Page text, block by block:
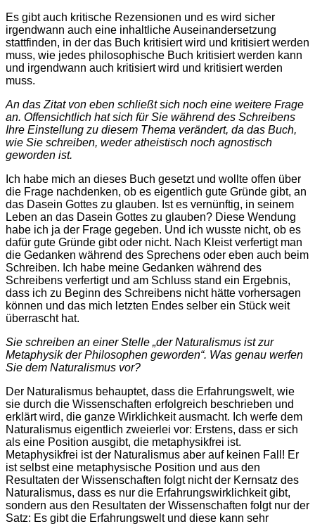
Es gibt auch kritische Rezensionen und es wird sicher
irgendwann auch eine inhaltliche Auseinandersetzung
stattfinden, in der das Buch kritisiert wird und kritisiert werden
muss, wie jedes philosophische Buch kritisiert werden kann
und irgendwann auch kritisiert wird und kritisiert werden
muss.
An das Zitat von eben schließt sich noch eine weitere Frage
an. Offensichtlich hat sich für Sie während des Schreibens
Ihre Einstellung zu diesem Thema verändert, da das Buch,
wie Sie schreiben, weder atheistisch noch agnostisch
geworden ist.
Ich habe mich an dieses Buch gesetzt und wollte offen über
die Frage nachdenken, ob es eigentlich gute Gründe gibt, an
das Dasein Gottes zu glauben. Ist es vernünftig, in seinem
Leben an das Dasein Gottes zu glauben? Diese Wendung
habe ich ja der Frage gegeben. Und ich wusste nicht, ob es
dafür gute Gründe gibt oder nicht. Nach Kleist verfertigt man
die Gedanken während des Sprechens oder eben auch beim
Schreiben. Ich habe meine Gedanken während des
Schreibens verfertigt und am Schluss stand ein Ergebnis,
dass ich zu Beginn des Schreibens nicht hätte vorhersagen
können und das mich letzten Endes selber ein Stück weit
überrascht hat.
Sie schreiben an einer Stelle „der Naturalismus ist zur
Metaphysik der Philosophen geworden“. Was genau werfen
Sie dem Naturalismus vor?
Der Naturalismus behauptet, dass die Erfahrungswelt, wie
sie durch die Wissenschaften erfolgreich beschrieben und
erklärt wird, die ganze Wirklichkeit ausmacht. Ich werfe dem
Naturalismus eigentlich zweierlei vor: Erstens, dass er sich
als eine Position ausgibt, die metaphysikfrei ist.
Metaphysikfrei ist der Naturalismus aber auf keinen Fall! Er
ist selbst eine metaphysische Position und aus den
Resultaten der Wissenschaften folgt nicht der Kernsatz des
Naturalismus, dass es nur die Erfahrungswirklichkeit gibt,
sondern aus den Resultaten der Wissenschaften folgt nur der
Satz: Es gibt die Erfahrungswelt und diese kann sehr